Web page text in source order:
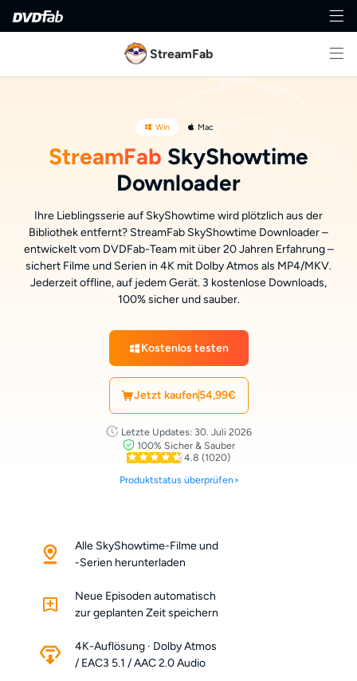
StreamFab
Win Mac
StreamFab SkyShowtime
Downloader
Ihre Lieblingsserie auf SkyShowtime wird plötzlich aus der
Bibliothek entfernt? StreamFab SkyShowtime Downloader –
entwickelt vom DVDFab-Team mit über 20 Jahren Erfahrung –
sichert Filme und Serien in 4K mit Dolby Atmos als MP4/MKV.
Jederzeit offline, auf jedem Gerät. 3 kostenlose Downloads,
100% sicher und sauber.
Kostenlos testen
Jetzt kaufen54,99€
Letzte Updates: 30. Juli 2026
100% Sicher & Sauber
4.8 (1020)
Produktstatus überprüfen>
Alle SkyShowtime-Filme und
-Serien herunterladen
Neue Episoden automatisch
zur geplanten Zeit speichern
4K-Auflösung · Dolby Atmos
/ EAC3 5.1 / AAC 2.0 Audio